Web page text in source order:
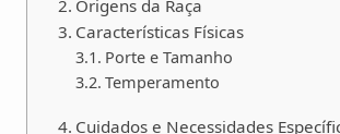
Origens da Raça
Características Físicas
Porte e Tamanho
Temperamento
Cuidados e Necessidades